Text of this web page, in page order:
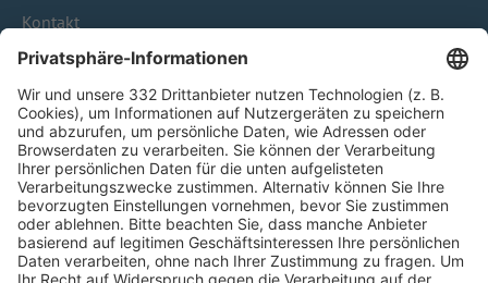
Kontakt
HÄUFIG BESUCHTE SEITEN
Pässe und Vereinswechsel
Trainerausbildung
Schulungsangebot Vereinsmitarbeiter
BFV-Geschäftsstellen
Trainerbörse